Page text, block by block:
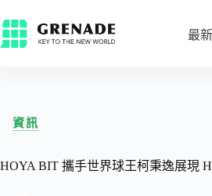
最
資訊
HOYA BIT 攜手世界球王柯秉逸展現